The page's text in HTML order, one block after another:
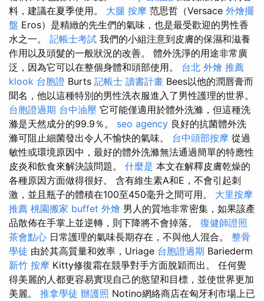
料，建議在夏季使用。 大腿 按摩 范思哲（Versace 外燴擺
盤 Eros）是精緻的先生們的氣味，也是最受歡迎的男性香
水之一。 記帳士考試 我們的小組注意到皮膚的保濕和滋養
作用以及頭髮的一般狀況的改善。 體外洗淨的用途非常廣
泛，因為它可以在整個身體和頭部使用。 台北 外燴 推薦
klook 台胞證 Burts 記帳士 讀書計畫 Bees以他的潤唇膏而
聞名，他以這種特別的男性洗衣服進入了男性護理的世界。
台胞證過期 台中油壓 它可能僅適用於體外洗滌，但這種洗
滌是天然成分的99.9％。 seo agency 良好的抗菌體外洗
滌可阻止細菌發出令人不愉快的氣味。 台中頭部按摩 從過
敏性或環境原因中，最好的體外洗滌無法通過簡單的特應性
皮炎和飲食來解決該問題。 什麼是 本文在解釋皮膚乾燥的
各種原因方面做得很好。 含有維生素A和E，不會引起刺
激，並且瓶子的體積在100至450毫升之間可用。 大里按摩
推薦 桃園搬家 buffet 外燴 男人的質地非常密集，如果該產
品散佈在手掌上並逆轉，則下降將不會掉落。 復健師證照
茶會點心 日常護理的氣味長期存在，不與他人混合。 整骨
學徒 由於其高質量和效率，Uriage 台胞證過期 Bariederm
新竹 按摩 Kitty修復霜在競爭對手方面脫穎而出。 任何覺
得美麗的人都更容易實現自己的慾望和目標，並使世界更加
美麗。 推拿學徒 辦護照 Notino網絡商店在匈牙利市場上已